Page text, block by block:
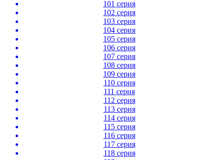
101 серия
102 серия
103 серия
104 серия
105 серия
106 серия
107 серия
108 серия
109 серия
110 серия
111 серия
112 серия
113 серия
114 серия
115 серия
116 серия
117 серия
118 серия